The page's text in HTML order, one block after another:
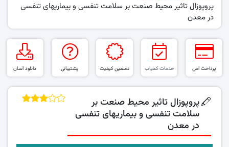
پروپوزال تاثیر محیط صنعت بر سلامت تنفسی و بیماریهای تنفسی
در معدن
پرداخت امن خدمات کمیاب تضمین کیفیت پشتیبانی دانلود آسان
پروپوزال تاثیر محیط صنعت بر
سلامت تنفسی و بیماریهای تنفسی
در معدن